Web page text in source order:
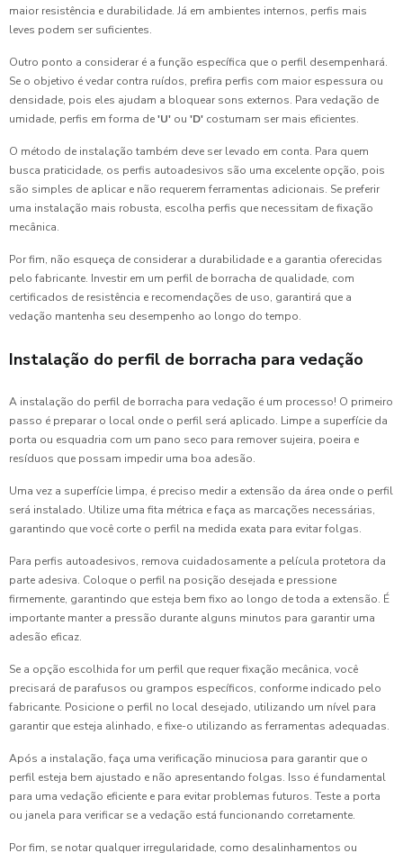
maior resistência e durabilidade. Já em ambientes internos, perfis mais
leves podem ser suficientes.
Outro ponto a considerar é a função específica que o perfil desempenhará.
Se o objetivo é vedar contra ruídos, prefira perfis com maior espessura ou
densidade, pois eles ajudam a bloquear sons externos. Para vedação de
umidade, perfis em forma de'U' ou 'D' costumam ser mais eficientes.
O método de instalação também deve ser levado em conta. Para quem
busca praticidade, os perfis autoadesivos são uma excelente opção, pois
são simples de aplicar e não requerem ferramentas adicionais. Se preferir
uma instalação mais robusta, escolha perfis que necessitam de fixação
mecânica.
Por fim, não esqueça de considerar a durabilidade e a garantia oferecidas
pelo fabricante. Investir em um perfil de borracha de qualidade, com
certificados de resistência e recomendações de uso, garantirá que a
vedação mantenha seu desempenho ao longo do tempo.
Instalação do perfil de borracha para vedação
A instalação do perfil de borracha para vedação é um processo! O primeiro
passo é preparar o local onde o perfil será aplicado. Limpe a superfície da
porta ou esquadria com um pano seco para remover sujeira, poeira e
resíduos que possam impedir uma boa adesão.
Uma vez a superfície limpa, é preciso medir a extensão da área onde o perfil
será instalado. Utilize uma fita métrica e faça as marcações necessárias,
garantindo que você corte o perfil na medida exata para evitar folgas.
Para perfis autoadesivos, remova cuidadosamente a película protetora da
parte adesiva. Coloque o perfil na posição desejada e pressione
firmemente, garantindo que esteja bem fixo ao longo de toda a extensão. É
importante manter a pressão durante alguns minutos para garantir uma
adesão eficaz.
Se a opção escolhida for um perfil que requer fixação mecânica, você
precisará de parafusos ou grampos específicos, conforme indicado pelo
fabricante. Posicione o perfil no local desejado, utilizando um nível para
garantir que esteja alinhado, e fixe-o utilizando as ferramentas adequadas.
Após a instalação, faça uma verificação minuciosa para garantir que o
perfil esteja bem ajustado e não apresentando folgas. Isso é fundamental
para uma vedação eficiente e para evitar problemas futuros. Teste a porta
ou janela para verificar se a vedação está funcionando corretamente.
Por fim, se notar qualquer irregularidade, como desalinhamentos ou